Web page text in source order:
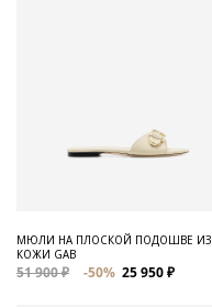
МЮЛИ НА ПЛОСКОЙ ПОДОШВЕ ИЗ
КОЖИ GAB
51 900 ₽ -50% 25 950 ₽